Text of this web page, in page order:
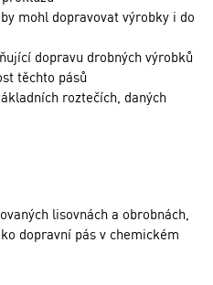
mohl dopravovat výrobky i do
dopravu drobných výrobků
těchto pásů
roztečích, daných
lisovnách a obrobnách,
dopravní pás v chemickém